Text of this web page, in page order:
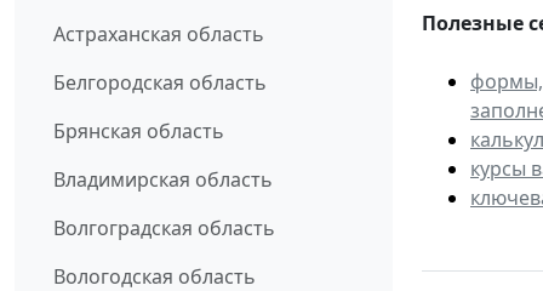
Астраханская область
Белгородская область
Брянская область
Владимирская область
Волгоградская область
Вологодская область
Полезные
формы,
курсы